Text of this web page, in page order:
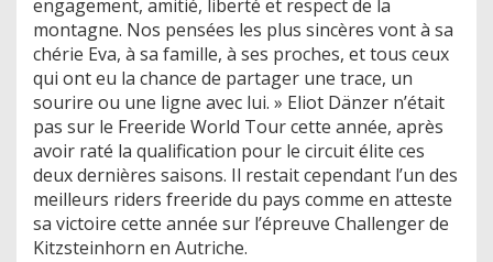
engagement, amitié, liberté et respect de la
montagne. Nos pensées les plus sincères vont à sa
chérie Eva, à sa famille, à ses proches, et tous ceux
qui ont eu la chance de partager une trace, un
sourire ou une ligne avec lui. » Eliot Dänzer n’était
pas sur le Freeride World Tour cette année, après
avoir raté la qualification pour le circuit élite ces
deux dernières saisons. Il restait cependant l’un des
meilleurs riders freeride du pays comme en atteste
sa victoire cette année sur l’épreuve Challenger de
Kitzsteinhorn en Autriche.